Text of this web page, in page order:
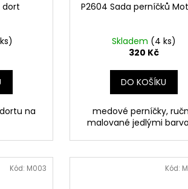
dort
na
P2604 Sada perníčků
Skladem (4 ks)
320 Kč
DO KOŠÍKU
medové perníčky,
malované jedlými
Kód: M003 Kód: